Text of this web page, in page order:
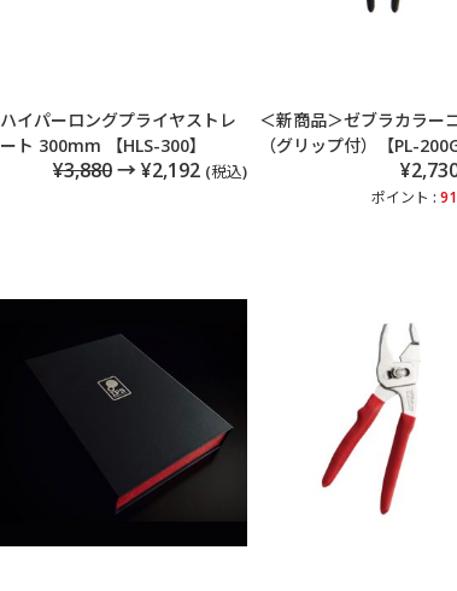
ハイパーロングプライヤストレ
ート 300mm 【HLS-300】
¥3,880→ ¥2,192 (税込)
＜新商品＞ゼブラカラー
（グリップ付）【PL-
ポイント :